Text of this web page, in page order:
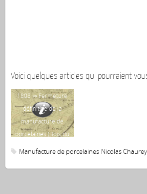
Voici quelques articles qui pourraient
1808 ⇒ Fermeture
définitive de la
manufacture de
porcelaines (Bois du
Manufacture de porcelaines Nicolas Chaurey